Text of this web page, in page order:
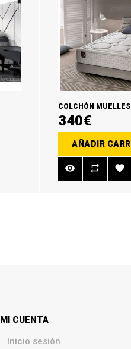
340€
AÑADIR
MI CUENTA
Inicio sesión